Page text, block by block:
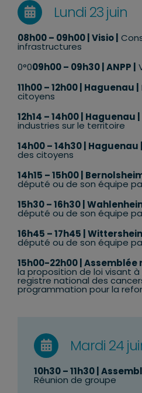
Lundi 23 juin
08h00 – 09h00 | Visio |
infrastructures
0°009h00 – 09h30 | ANPP |
11h00 – 12h00 | Haguenau |
citoyens
12h14 – 14h00 | Haguenau |
industries sur le territoire
14h00 – 14h30 | Haguenau |
des citoyens
14h15 –15h00 |
député ou de son équipe
15h30–16h30 |
député ou de son équipe
16h45 –17h45 |
député ou de son équipe
15h00-22h00 | Assemblée
la proposition de loi visant
registre national des
programmation pour la
Mardi 24
10h30 – 11h30 |
Réunion de groupe